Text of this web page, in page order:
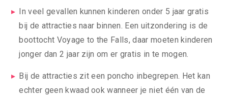
In veel gevallen kunnen kinderen onder 5 jaar gratis
bij de attracties naar binnen. Een uitzondering is de
boottocht Voyage to the Falls, daar moeten kinderen
jonger dan 2 jaar zijn om er gratis in te mogen.
Bij de attracties zit een poncho inbegrepen. Het kan
echter geen kwaad ook wanneer je niet één van de